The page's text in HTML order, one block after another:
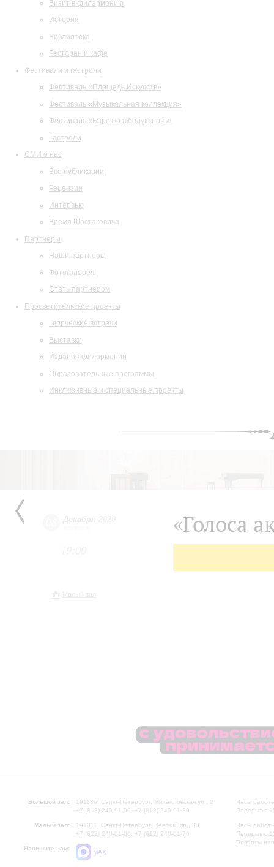
Визит в филармонию
История
Библиотека
Ресторан и кафе
Фестивали и гастроли
Фестиваль «Площадь Искусств»
Фестиваль «Музыкальная коллекция»
Фестиваль «Барокко в белую ночь»
Гастроли
СМИ о нас
Все публикации
Рецензии
Интервью
Время Шостаковича
Партнеры
Наши партнеры
Фотогалерея
Стать партнером
Просветительские проекты
Творческие встречи
Выставки
Издания филармонии
Образовательные программы
Инклюзивные и специальные проекты
«Голоса
Большой зал:
191186, Санкт-Петербург, Михайловская ул., 2
+7 (812) 240-01-00, +7 (812) 240-01-80
Малый зал:
191011, Санкт-Петербург, Невский пр., 30
+7 (812) 240-01-00, +7 (812) 240-01-70
Напишите нам:
MAX
Часы
Перерыв с
Часы
Перерыв с
Вопросы